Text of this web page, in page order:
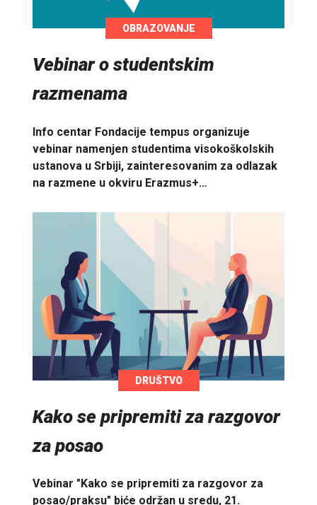
OBRAZOVANJE
Vebinar o studentskim
razmenama
Info centar Fondacije tempus organizuje
vebinar namenjen studentima visokoškolskih
ustanova u Srbiji, zainteresovanim za odlazak
na razmene u okviru Erazmus+…
DRUŠTVO
Kako se pripremiti za razgovor
za posao
Vebinar "Kako se pripremiti za razgovor za
posao/praksu" biće održan u sredu, 21.